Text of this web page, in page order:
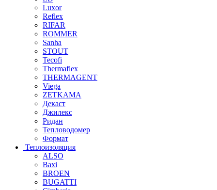
Luxor
Reflex
RIFAR
ROMMER
Sanha
STOUT
Tecofi
Thermaflex
THERMAGENT
Viega
ZETKAMA
Декаст
Джилекс
Ридан
Тепловодомер
Формат
Теплоизоляция
ALSO
Baxi
BROEN
BUGATTI